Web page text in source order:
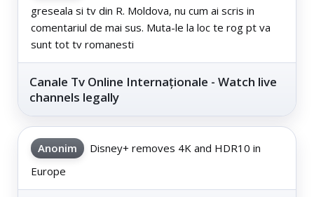
greseala si tv din R. Moldova, nu cum ai scris in
comentariul de mai sus. Muta-le la loc te rog pt va
sunt tot tv romanesti
Canale Tv Online Internaționale - Watch live
channels legally
Anonim
Disney+ removes 4K and HDR10 in
Europe